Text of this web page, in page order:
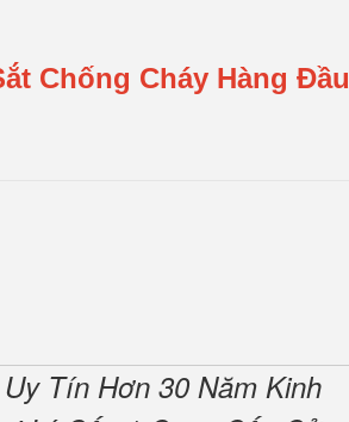
Chống Cháy Hàng Đầu
Tín Hơn 30 Năm Kinh